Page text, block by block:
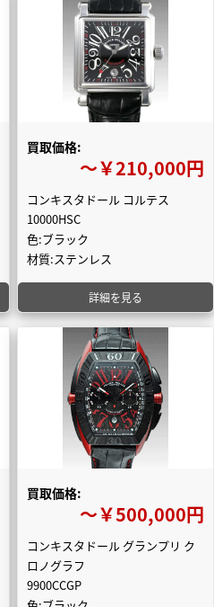
買取価格:
〜￥210,000円
コンキスタドール コルテス
10000HSC
色:ブラック
材質:ステンレス
詳細を見る
買取価格:
〜￥500,000円
コンキスタドール グランプリ ク
ロノグラフ
9900CCGP